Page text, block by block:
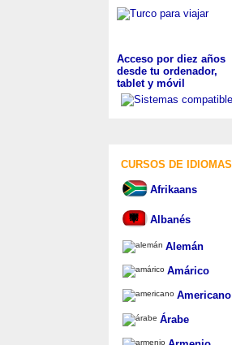
Acceso por diez años
desde tu ordenador,
tablet y móvil
CURSOS DE IDIOMAS
Afrikaans
Albanés
Alemán
Amárico
Americano
Árabe